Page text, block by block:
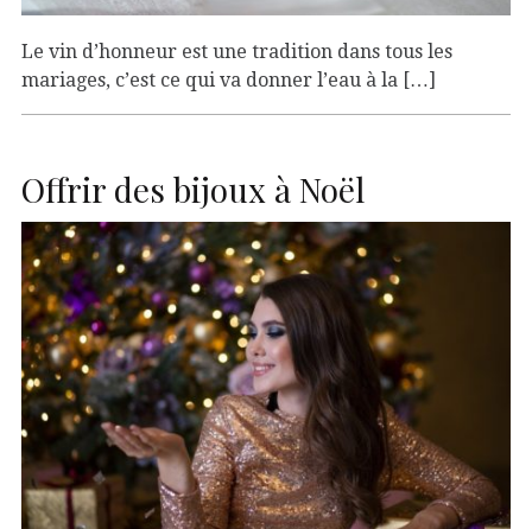
Le vin d’honneur est une tradition dans tous les
mariages, c’est ce qui va donner l’eau à la […]
Offrir des bijoux à Noël